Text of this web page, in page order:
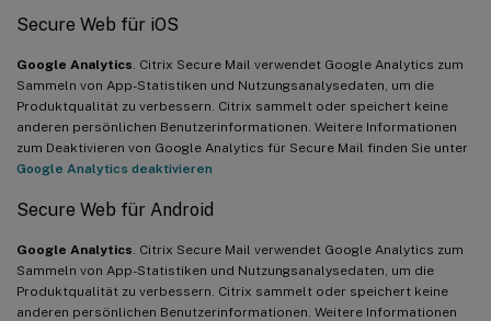
Secure Web für iOS
Google Analytics . Citrix Secure Mail verwendet Google Analytics zum
Sammeln von App-Statistiken und Nutzungsanalysedaten, um die
Produktqualität zu verbessern. Citrix sammelt oder speichert keine
anderen persönlichen Benutzerinformationen. Weitere Informationen
zum Deaktivieren von Google Analytics für Secure Mail finden Sie unter
Google Analytics deaktivieren
Secure Web für Android
Google Analytics . Citrix Secure Mail verwendet Google Analytics zum
Sammeln von App-Statistiken und Nutzungsanalysedaten, um die
Produktqualität zu verbessern. Citrix sammelt oder speichert keine
anderen persönlichen Benutzerinformationen. Weitere Informationen